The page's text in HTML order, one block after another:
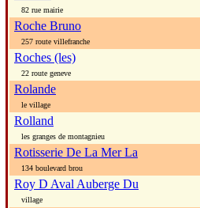
82 rue mairie
Roche Bruno
257 route villefranche
Roches (les)
22 route geneve
Rolande
le village
Rolland
les granges de montagnieu
Rotisserie De La Mer La
134 boulevard brou
Roy D Aval Auberge Du
village